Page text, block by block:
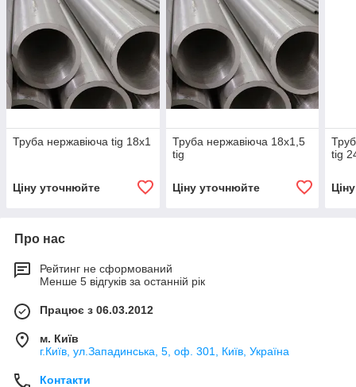
Труба нержавіюча tig 18х1
Ціну уточнюйте
Труба нержавіюча 18х1,5
tig
Ціну уточнюйте
tig
Про нас
Рейтинг не сформований
Менше 5 відгуків за останній рік
Працює з 06.03.2012
м. Київ
г.Київ, ул.Западинська, 5, оф. 301, Київ, Україна
Контакти